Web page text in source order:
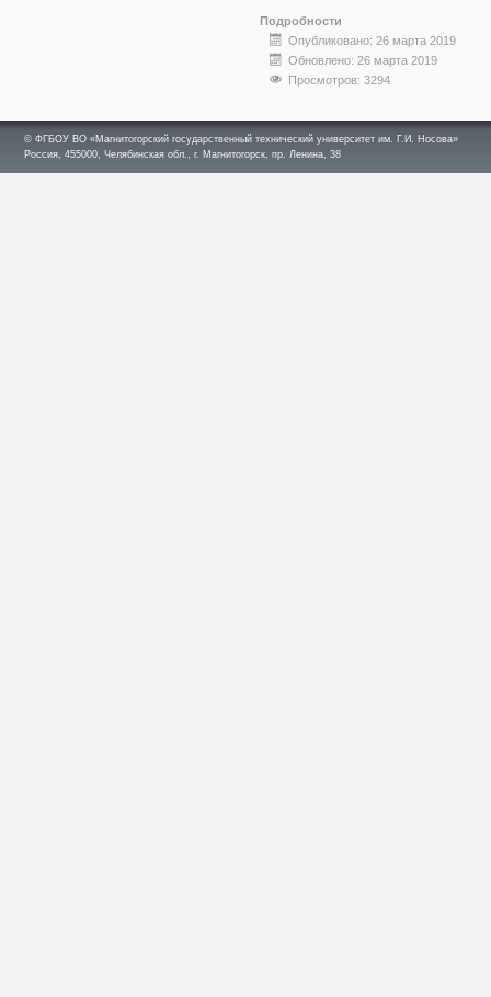
Подробности
Опубликовано: 26 марта 2019
Обновлено: 26 марта 2019
Просмотров: 3294
© ФГБОУ ВО «Магнитогорский государственный технический университет им. Г.И. Носова»
Россия, 455000, Челябинская обл., г. Магнитогорск, пр. Ленина, 38